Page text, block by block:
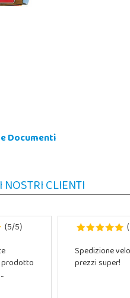
Documenti
CLIENTI
(5/5) (
Spedizione
prezzi super!